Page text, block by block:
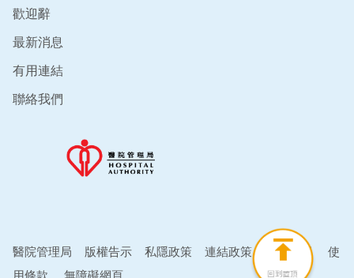
歡迎辭
最新消息
有用連結
聯絡我們
醫院管理局 版權告示 私隱政策 連結政策 免責聲明
使
用條款
無障礙網頁